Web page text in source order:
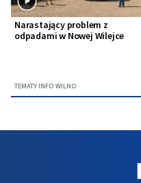
Narastający problem z
odpadami w Nowej Wilejce
TEMATY INFO WILNO